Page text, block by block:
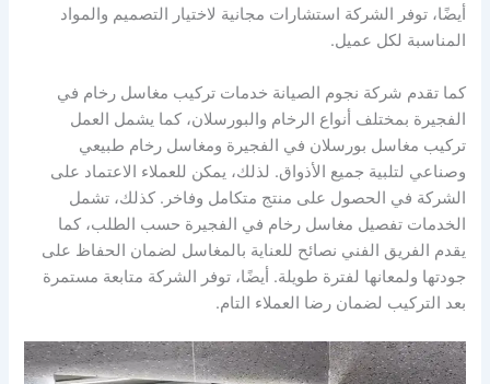
أيضًا، توفر الشركة استشارات مجانية لاختيار التصميم والمواد
المناسبة لكل عميل.
كما تقدم شركة نجوم الصيانة خدمات تركيب مغاسل رخام في
الفجيرة بمختلف أنواع الرخام والبورسلان، كما يشمل العمل
تركيب مغاسل بورسلان في الفجيرة ومغاسل رخام طبيعي
وصناعي لتلبية جميع الأذواق. لذلك، يمكن للعملاء الاعتماد على
الشركة في الحصول على منتج متكامل وفاخر. كذلك، تشمل
الخدمات تفصيل مغاسل رخام في الفجيرة حسب الطلب، كما
يقدم الفريق الفني نصائح للعناية بالمغاسل لضمان الحفاظ على
جودتها ولمعانها لفترة طويلة. أيضًا، توفر الشركة متابعة مستمرة
بعد التركيب لضمان رضا العملاء التام.